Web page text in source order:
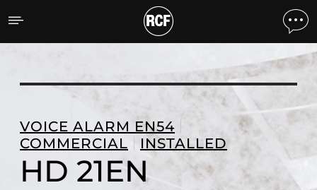
HD 21EN
VOICE ALARM EN54
COMMERCIAL
INSTALLED
HD 21EN